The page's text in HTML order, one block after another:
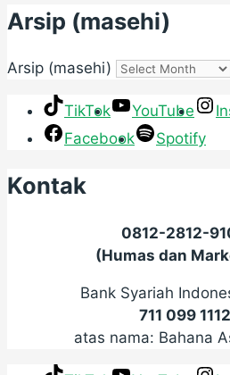
Arsip (masehi)
Arsip (masehi)
TikTok YouTube
Facebook
Spotify
Kontak
0812-2812-
(Humas dan
Bank Syariah
711 099 1112
atas nama: Bahana